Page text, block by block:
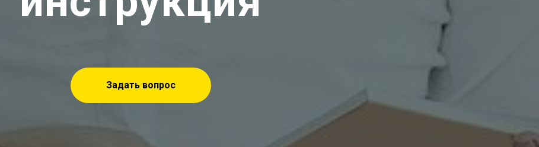
Задать вопрос